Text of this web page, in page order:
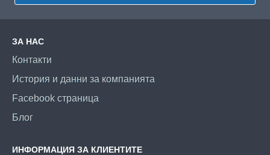
ЗА НАС
Контакти
История и данни за компанията
Facebook страница
Блог
ИНФОРМАЦИЯ ЗА КЛИЕНТИТЕ